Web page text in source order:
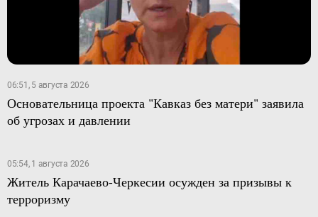
06:51, 5 августа 2026
Основательница проекта "Кавказ без матери" заявила
об угрозах и давлении
05:54, 1 августа 2026
Житель Карачаево-Черкесии осужден за призывы к
терроризму